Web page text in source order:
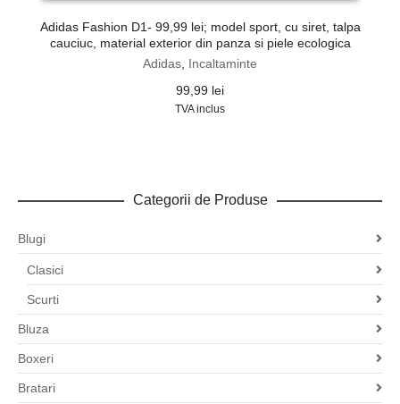
Adidas Fashion D1- 99,99 lei; model sport, cu siret, talpa
cauciuc, material exterior din panza si piele ecologica
Adidas Incaltaminte
99,99 lei
TVA inclus
Categorii de Produse
Blugi
Clasici
Scurti
Bluza
Boxeri
Bratari